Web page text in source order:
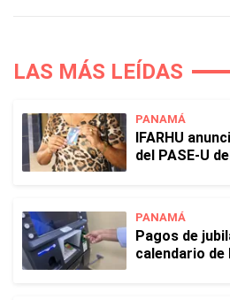
LAS MÁS LEÍDAS
PANAMÁ
IFARHU
del PASE-U
PANAMÁ
Pagos de
calendario de